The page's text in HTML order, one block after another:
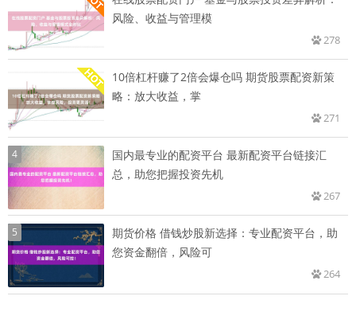
风险、收益与管理模
278
10倍杠杆赚了2倍会爆仓吗 期货股票配资新策
略：放大收益，掌
271
4
国内最专业的配资平台 最新配资平台链接汇
总，助您把握投资先机
267
5
期货价格 借钱炒股新选择：专业配资平台，助
您资金翻倍，风险可
264